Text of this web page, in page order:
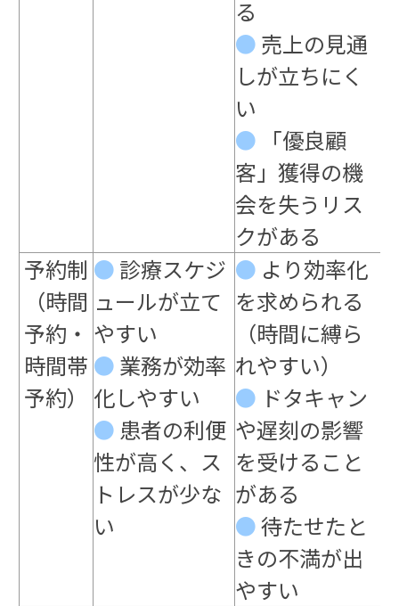
る
● 売上の見通
しが立ちにく
い
● 「優良顧
客」獲得の機
会を失うリス
クがある
予約制
（時間
予約・
時間帯
予約）
● 診療スケジ
ュールが立て
やすい
● 業務が効率
化しやすい
● 患者の利便
性が高く、ス
トレスが少な
い
● より効率化
を求められる
（時間に縛ら
れやすい）
● ドタキャン
や遅刻の影響
を受けること
がある
●待たせたと
きの不満が出
やすい